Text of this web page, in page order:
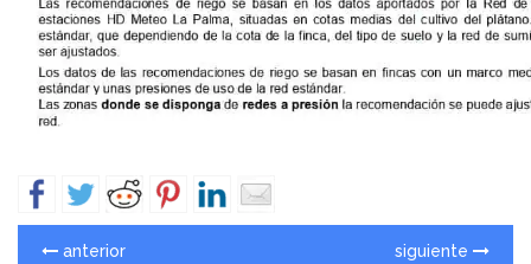
anterior siguiente